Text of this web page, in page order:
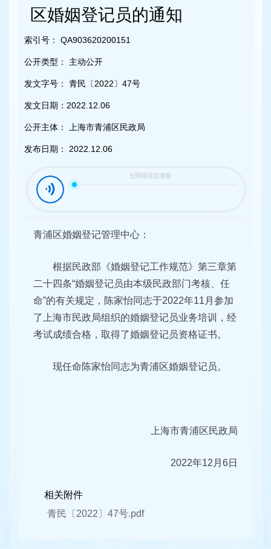
区婚姻登记员的通知
索引号： QA903620200151
公开类型： 主动公开
发文字号： 青民〔2022〕47号
发文日期： 2022.12.06
公开主体： 上海市青浦区民政局
发布日期： 2022.12.06
青浦区婚姻登记管理中心：
根据民政部《婚姻登记工作规范》第三章第
二十四条“婚姻登记员由本级民政部门考核、任
命”的有关规定，陈家怡同志于2022年11月参加
了上海市民政局组织的婚姻登记员业务培训，经
考试成绩合格，取得了婚姻登记员资格证书。
现任命陈家怡同志为青浦区婚姻登记员。
上海市青浦区民政局
2022年12月6日
相关附件
青民〔2022〕47号.pdf